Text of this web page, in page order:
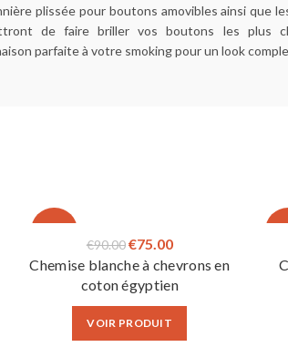
plissée pour boutons amovibles ainsi que
de faire briller vos boutons les plus
parfaite à votre smoking pour un look
€90.00Le
prix
initial
était :
€75.00Le
prix
actuel
est :
Chemise blanche à chevrons en
coton égyptien
VOIR PRODUIT